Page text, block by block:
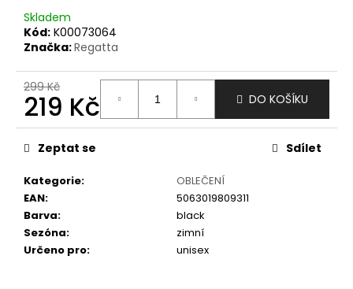
Skladem
Kód: K00073064
Značka:Regatta
299 Kč
219 Kč
Měrná
cena:
DO KOŠÍKU
Kategorie:
OBLEČENÍ
EAN:
5063019809311
Barva:
black
Sezóna:
zimní
Určeno pro: unisex
Zeptat se Sdílet
u
č
u
m
e